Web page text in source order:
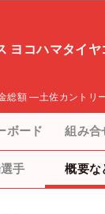
ヨコハマタイ
総額 ―土佐カントリ
ボード 組み合
手 概要な